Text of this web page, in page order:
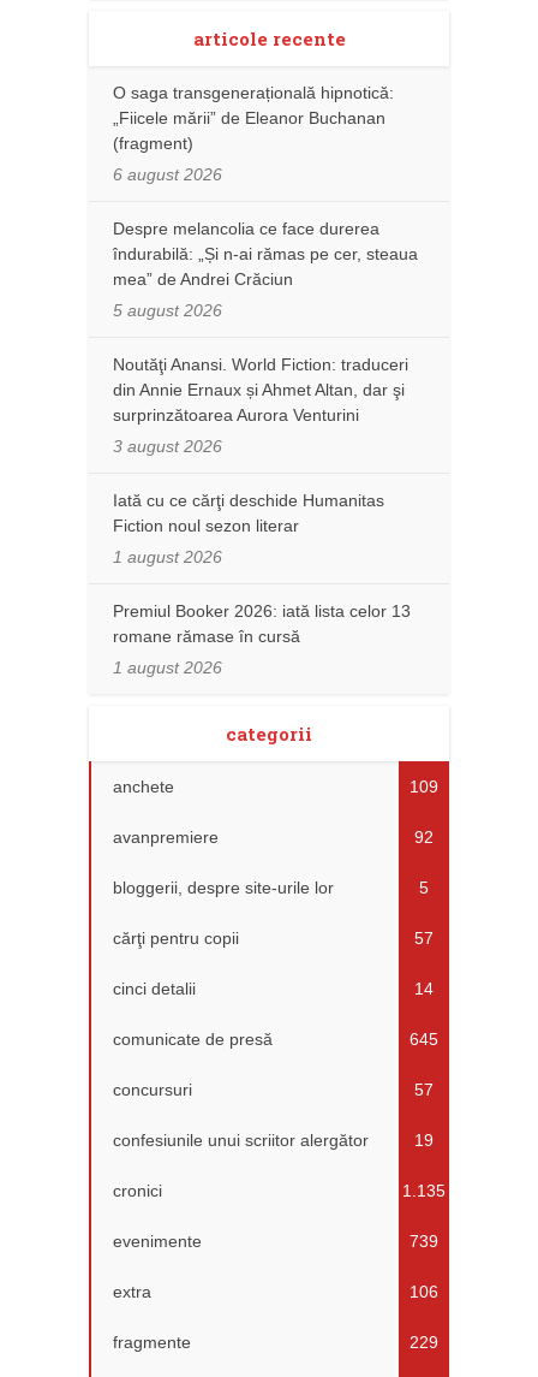
articole recente
O saga transgenerațională hipnotică:
„Fiicele mării” de Eleanor Buchanan
(fragment)
6 august 2026
Despre melancolia ce face durerea
îndurabilă: „Și n-ai rămas pe cer, steaua
mea” de Andrei Crăciun
5 august 2026
Noutăţi Anansi. World Fiction: traduceri
din Annie Ernaux și Ahmet Altan, dar şi
surprinzătoarea Aurora Venturini
3 august 2026
Iată cu ce cărţi deschide Humanitas
Fiction noul sezon literar
1 august 2026
Premiul Booker 2026: iată lista celor 13
romane rămase în cursă
1 august 2026
categorii
anchete 109
avanpremiere 92
bloggerii, despre site-urile lor 5
cărţi pentru copii 57
cinci detalii 14
comunicate de presă 645
concursuri 57
confesiunile unui scriitor alergător 19
cronici 1.135
evenimente 739
extra 106
fragmente 229